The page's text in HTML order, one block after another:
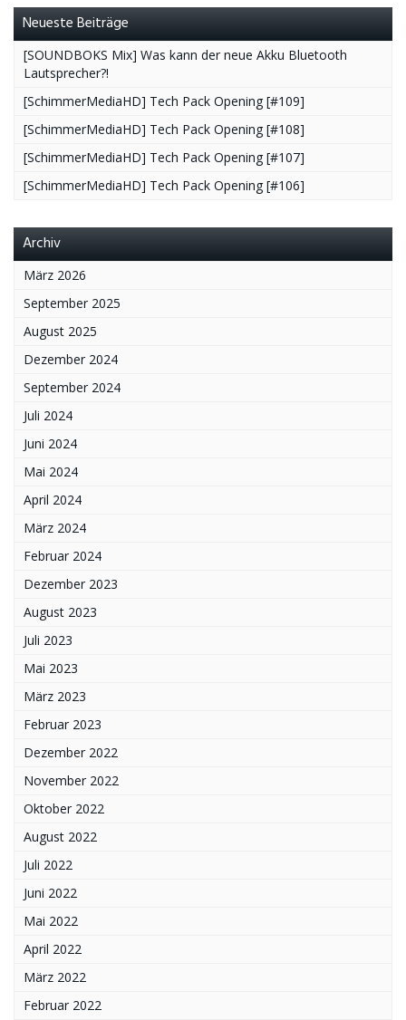
Neueste Beiträge
[SOUNDBOKS Mix] Was kann der neue Akku Bluetooth
Lautsprecher?!
[SchimmerMediaHD] Tech Pack Opening [#109]
[SchimmerMediaHD] Tech Pack Opening [#108]
[SchimmerMediaHD] Tech Pack Opening [#107]
[SchimmerMediaHD] Tech Pack Opening [#106]
Archiv
März 2026
September 2025
August 2025
Dezember 2024
September 2024
Juli 2024
Juni 2024
Mai 2024
April 2024
März 2024
Februar 2024
Dezember 2023
August 2023
Juli 2023
Mai 2023
März 2023
Februar 2023
Dezember 2022
November 2022
Oktober 2022
August 2022
Juli 2022
Juni 2022
Mai 2022
April 2022
März 2022
Februar 2022